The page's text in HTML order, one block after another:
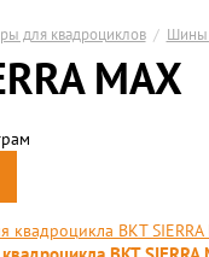
для квадроциклов / Шины
MAX